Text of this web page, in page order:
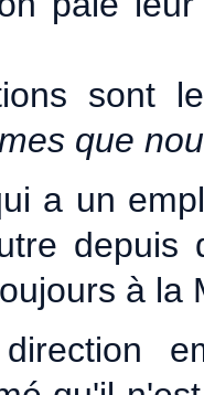
sont
que
a un
depuis
à la